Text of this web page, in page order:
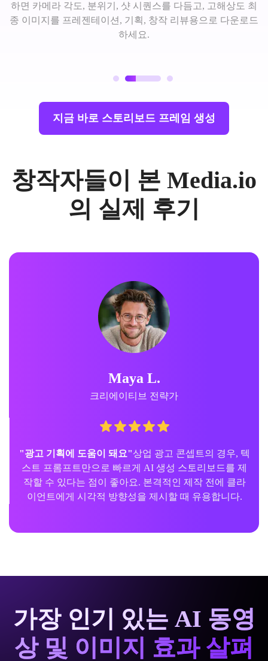
하면 카메라 각도, 분위기, 샷 시퀀스를 다듬고, 고해상도 최
종 이미지를 프레젠테이션, 기획, 창작 리뷰용으로 다운로드
하세요.
지금 바로 스토리보드 프레임 생성
창작자들이 본 Media.io
의 실제 후기
Maya L.
크리에이티브 전략가
"광고 기획에 도움이 돼요"상업 광고 콘셉트의 경우, 텍
스트 프롬프트만으로 빠르게 AI 생성 스토리보드를 제
작할 수 있다는 점이 좋아요. 본격적인 제작 전에 클라
이언트에게 시각적 방향성을 제시할 때 유용합니다.
가장 인기 있는 AI 동영
상 및 이미지 효과 살펴